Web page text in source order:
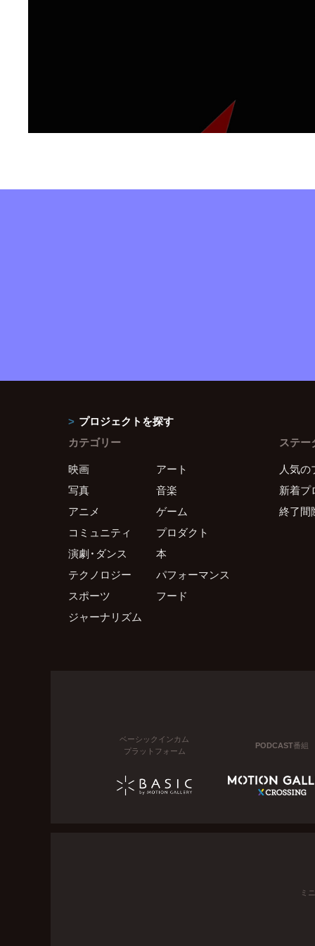
プロジェクトを探す
カテゴリー
映画
アート
写真
音楽
アニメ
ゲーム
コミュニティ
プロダクト
演劇・ダンス
本
テクノロジー
パフォーマンス
スポーツ
フード
ジャーナリズム
ステー
人気の
新着プ
終了間
ベーシックインカム
プラットフォーム
PODCAST番組
ミ